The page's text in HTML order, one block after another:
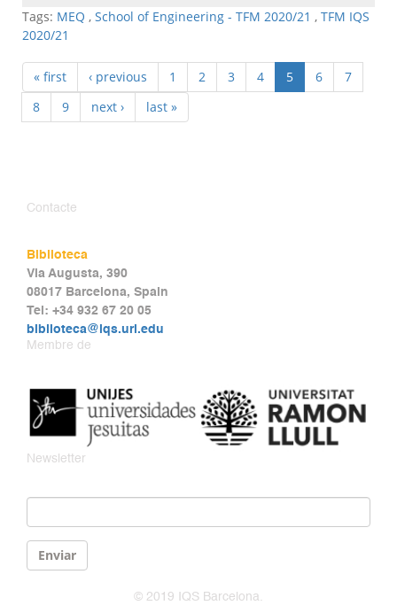
Tags: MEQ , School of Engineering - TFM 2020/21 , TFM IQS
2020/21
« first ‹ previous 1 2 3 4 5 6
7
8
9 next › last »
Contacte
Biblioteca
Via Augusta, 390
08017 Barcelona, Spain
Tel: +34 932 67 20 05
biblioteca@iqs.url.edu
Membre de
Newsletter
Enviar
© 2019 IQS Barcelona.